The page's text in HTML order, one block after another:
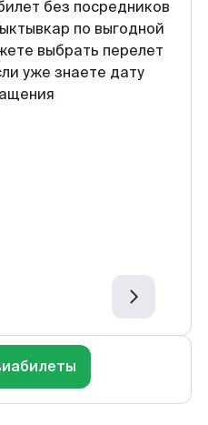
без посредников
по выгодной
выбрать перелет
уже знаете дату